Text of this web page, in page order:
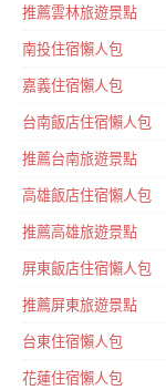
推薦雲林旅遊景點
南投住宿懶人包
嘉義住宿懶人包
台南飯店住宿懶人包
推薦台南旅遊景點
高雄飯店住宿懶人包
推薦高雄旅遊景點
屏東飯店住宿懶人包
推薦屏東旅遊景點
台東住宿懶人包
花蓮住宿懶人包